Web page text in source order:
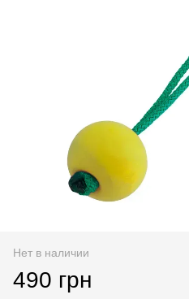
Нет в наличии
490 грн